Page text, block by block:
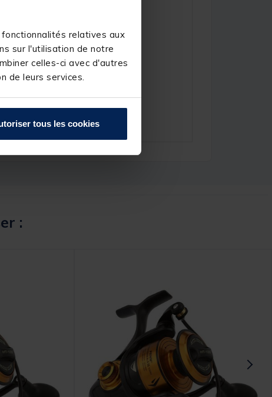
relatives aux
sur l'utilisation de notre
celles-ci avec d'autres
de leurs services.
tous les cookies
: